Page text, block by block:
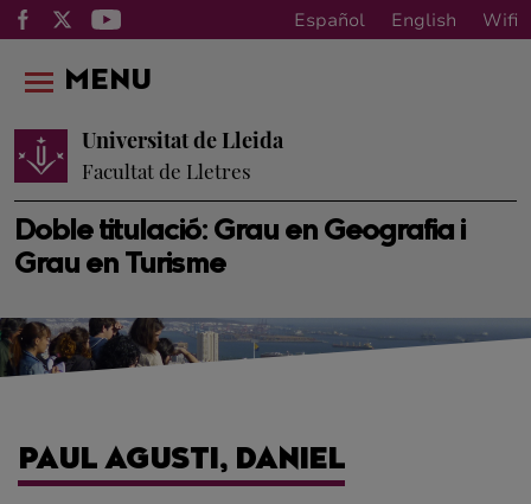
Español English Wifi
Doble titulació: Grau en Geografia i
Grau en Turisme
Universitat de Lleida
Facultat de Lletres
MENU
PAUL AGUSTI, DANIEL